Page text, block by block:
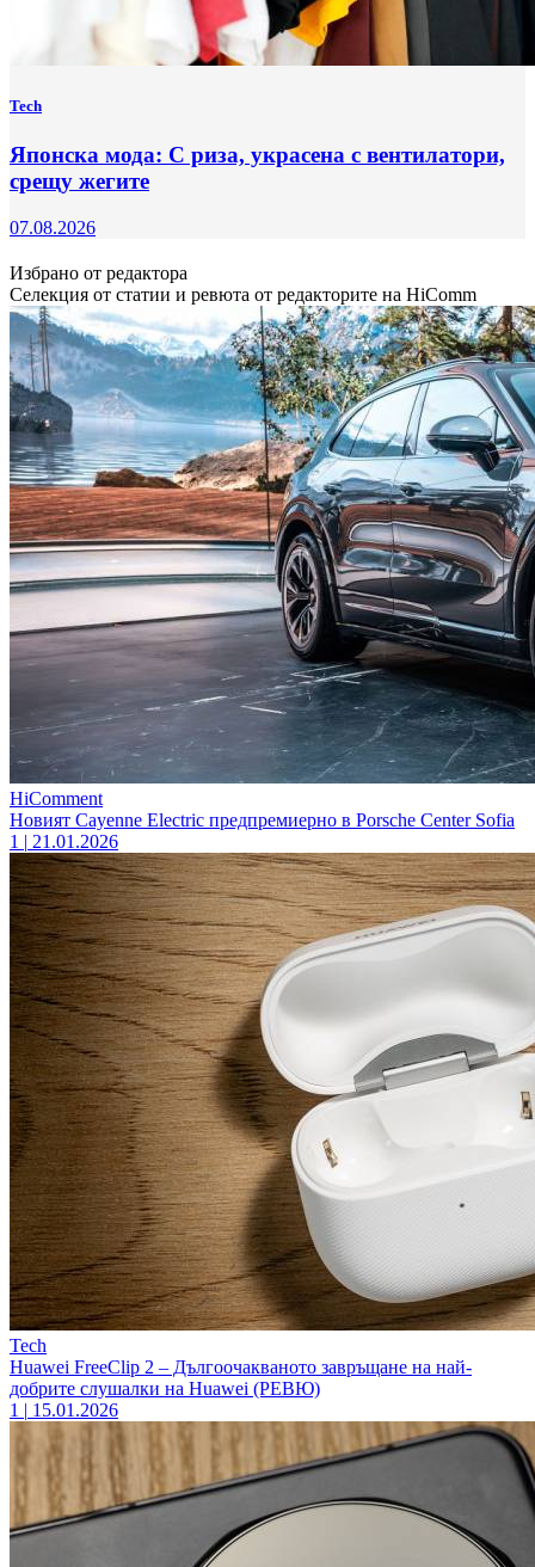
Tech
Японска мода: С риза, украсена с вентилатори,
срещу жегите
07.08.2026
Избрано от редактора
Селекция от статии и ревюта от редакторите на HiComm
HiComment
Новият Cayenne Electric предпремиерно в Porsche Center Sofia
1 | 21.01.2026
Tech
Huawei FreeClip 2 – Дългоочакваното завръщане на най-
добрите слушалки на Huawei (РЕВЮ)
1 | 15.01.2026